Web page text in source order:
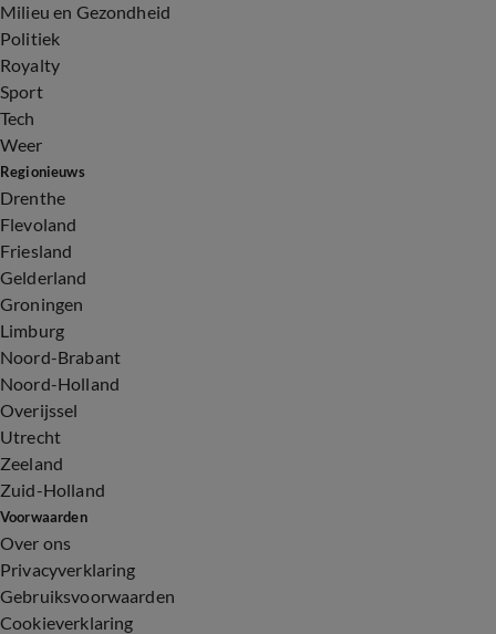
Milieu en Gezondheid
Politiek
Royalty
Sport
Tech
Weer
Regionieuws
Drenthe
Flevoland
Friesland
Gelderland
Groningen
Limburg
Noord-Brabant
Noord-Holland
Overijssel
Utrecht
Zeeland
Zuid-Holland
Voorwaarden
Over ons
Privacyverklaring
Gebruiksvoorwaarden
Cookieverklaring